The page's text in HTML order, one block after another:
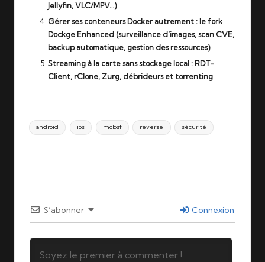
Jellyfin, VLC/MPV…)
Gérer ses conteneurs Docker autrement : le fork
Dockge Enhanced (surveillance d’images, scan CVE,
backup automatique, gestion des ressources)
Streaming à la carte sans stockage local : RDT-
Client, rClone, Zurg, débrideurs et torrenting
Tags:
android ios mobsf reverse sécurité
S’abonner Connexion